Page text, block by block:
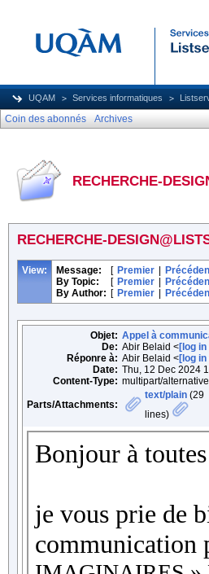
UQAM Services informatiques
Coin des abonnés Archives
RECHERCHE-
RECHERCHE-
View: Message: [ Premier
By Topic:
[ Premier
By Author: [ Premier
Objet: Appel à
De: Abir Belaid <[log
Réponre à: Abir Belaid <[log
Date: Thu, 12 Dec 2024
Content-Type: multipart/alternative
Parts/Attachments:
text/plain (29
lines)